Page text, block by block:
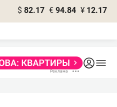
$ 82.17 € 94.84 ¥ 12.17